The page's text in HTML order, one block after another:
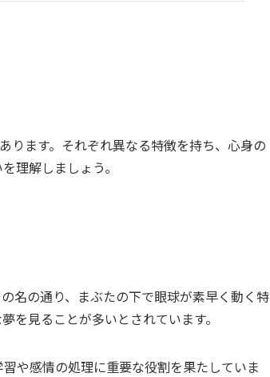
ります。それぞれ異なる特徴を持ち、心身の
理解しましょう。
名の通り、まぶたの下で眼球が素早く動く特
を見ることが多いとされています。
や感情の処理に重要な役割を果たしていま